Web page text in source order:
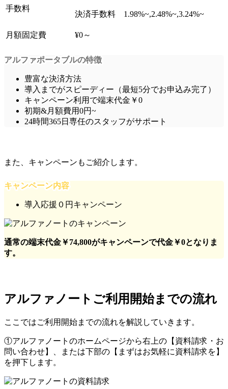
手数料
決済手数料 1.98%~,2.48%~,3.24%~
月額固定費 ¥0～
アルファポータブルの特徴
豊富な決済方法
導入までがスピーディー（最短5分でお申込み完了）
キャンペーン利用で端末代金￥0
初期&月額費用0円~
24時間365日専任のスタッフがサポート
また、キャンペーンもご紹介します。
キャンペーン内容
導入応援０円キャンペーン
通常の端末代金￥74,800がキャンペーンで代金￥0となりま
す。
アルファノートご利用開始までの流れ
ここではご利用開始までの流れを解説していきます。
①アルファノートのホームページから右上の【資料請求・お
問い合わせ】、または下部の【まずはお気軽に資料請求を】
を押下します。